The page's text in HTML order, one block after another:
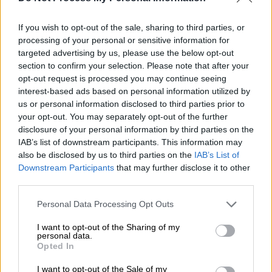
If you wish to opt-out of the sale, sharing to third parties, or
processing of your personal or sensitive information for
targeted advertising by us, please use the below opt-out
section to confirm your selection. Please note that after your
opt-out request is processed you may continue seeing
interest-based ads based on personal information utilized by
us or personal information disclosed to third parties prior to
your opt-out. You may separately opt-out of the further
disclosure of your personal information by third parties on the
IAB’s list of downstream participants. This information may
also be disclosed by us to third parties on the IAB’s List of
Downstream Participants that may further disclose it to other
Please note that this website/app uses one or more Google
not limited to your visit or usage behaviour. You may click to
grant or deny consent to Google and its third-party tags to
use your data for below specified purposes in below Google
consent section.
Personal Data Processing Opt Outs
I want to opt-out of the Sharing of my
personal data.
Opted In
I want to opt-out of the Sale of my
«εγχειρίδια οδηγιών» ζωής- από διάφορους
κορονοϊούς που είχαν καταγραφεί από
προγράμματα επιτήρησης τα οποία
αναζητούν πιθανές ιικές απειλές.
Αυτοί οι γενετικοί κώδικες αναλύθηκαν από
ένα σύστημα τεχνητής νοημοσύνης. Στη
συνέχεια, η AI σχεδίασε ένα «υπερ-αντιγόνο»
(super-antigen), το οποίο θα μπορούσε να
εκπαιδεύσει το ανοσοποιητικό σύστημα
έτσι ώστε να παρέχει προστασία απέναντι
σε ολόκληρη την οικογένεια αυτών των ιών
ιός μεταπηδήσει από τα ζώα στους
ανθρώπους.